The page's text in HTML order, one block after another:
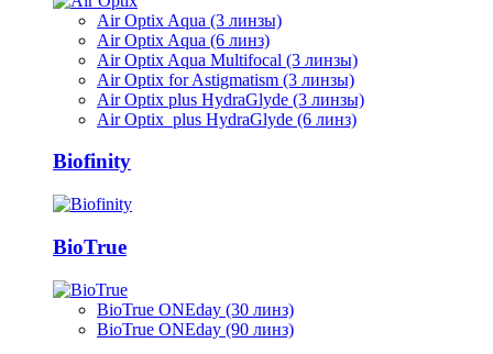
Air Optix Aqua (3 линзы)
Air Optix Aqua (6 линз)
Air Optix Aqua Multifocal (3 линзы)
Air Optix for Astigmatism (3 линзы)
Air Optix plus HydraGlyde (3 линзы)
Air Optix plus HydraGlyde (6 линз)
Biofinity
BioTrue
BioTrue ONEday (30 линз)
BioTrue ONEday (90 линз)